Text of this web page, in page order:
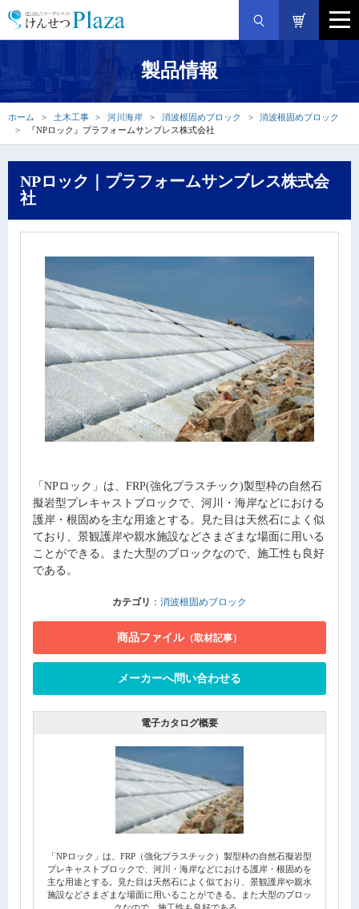
製品情報
ホーム 土木工事 河川海岸 消波根固めブロック
消波根固めブロック
『NPロック』プラフォームサンブレス株式会社
NPロック｜プラフォームサンブレス株式会
社
「NPロック」は、FRP(強化プラスチック)製型枠の自然石
擬岩型プレキャストブロックで、河川・海岸などにおける
護岸・根固めを主な用途とする。見た目は天然石によく似
ており、景観護岸や親水施設などさまざまな場面に用いる
ことができる。また大型のブロックなので、施工性も良好
である。
カテゴリ ： 消波根固めブロック
商品ファイル（取材記事）
メーカーへ問い合わせる
電子カタログ概要
「NPロック」は、FRP（強化プラスチック）製型枠の自然石擬岩型
プレキャストブロックで、河川・海岸などにおける護岸・根固めを
主な用途とする。見た目は天然石によく似ており、景観護岸や親水
施設などさまざまな場面に用いることができる。また大型のブロッ